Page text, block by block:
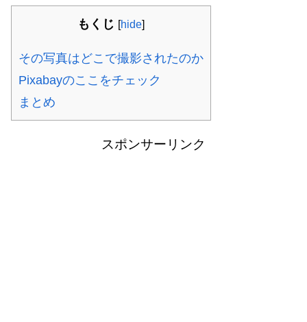
もくじ [hide]
その写真はどこで撮影されたのか
Pixabayのここをチェック
まとめ
スポンサーリンク